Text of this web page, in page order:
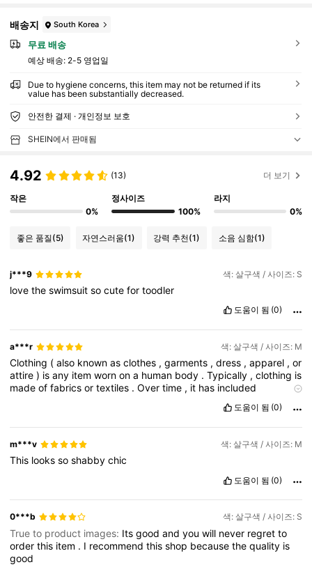
배송지 South Korea
무료 배송
예상 배송: 2-5 영업일
Due to hygiene concerns, this item may not be returned if its
value has been substantially decreased.
안전한 결제 · 개인정보 보호
SHEIN에서 판매됨
4.92 (13) 더 보기
작은
0%
정사이즈
100%
라지
0%
좋은 품질(5) 자연스러움(1) 강력 추천(1) 소음 심함(1)
j***9 색: 살구색 / 사이즈: S
lovetheswimsuitsocutefortoodler
도움이 됨 (0)
a***r 색: 살구색 / 사이즈: M
Clothing (also knownasclothes ,garments ,dress ,apparel ,or
attire) isany itemwornona human body .Typically ,clothing is
madeoffabricsortextiles .Overtime , it has included
environment,put
together.
도움이 됨 (0)
m***v 색: 살구색 / 사이즈: M
This lookssoshabbychic
도움이 됨 (0)
0***b 색: 살구색 / 사이즈: S
True to product images: Itsgoodandyouwill never regretto
orderthis item . I recommendthisshop becausethequality is
good